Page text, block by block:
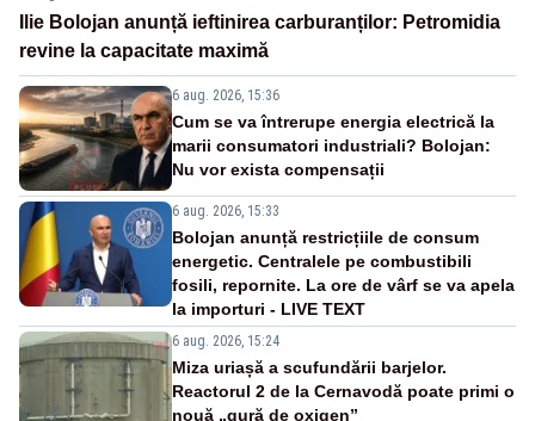
Ilie Bolojan anunță ieftinirea carburanților: Petromidia
revine la capacitate maximă
6 aug. 2026, 15:36
Cum se va întrerupe energia electrică la
marii consumatori industriali? Bolojan:
Nu vor exista compensații
6 aug. 2026, 15:33
Bolojan anunță restricțiile de consum
energetic. Centralele pe combustibili
fosili, repornite. La ore de vârf se va apela
la importuri - LIVE TEXT
6 aug. 2026, 15:24
Miza uriașă a scufundării barjelor.
Reactorul 2 de la Cernavodă poate primi o
nouă „gură de oxigen”